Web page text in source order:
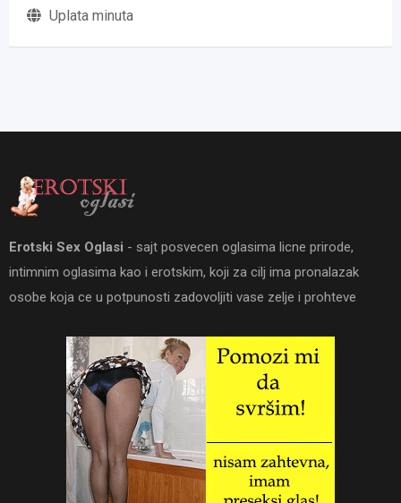
Uplata minuta
Erotski Sex Oglasi - sajt posvecen oglasima licne prirode,
intimnim oglasima kao i erotskim, koji za cilj ima pronalazak
osobe koja ce u potpunosti zadovoljiti vase zelje i prohteve